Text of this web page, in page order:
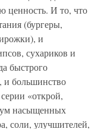
ценность. И то, что
(бургеры,
и
сухариков и
быстрого
и большинство
«открой,
насыщенных
соли, улучшителей,